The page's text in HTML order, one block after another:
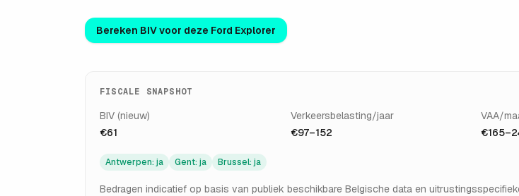
Bereken BIV voor deze Ford Explorer
FISCALE SNAPSHOT
BIV (nieuw)
€61
Verkeersbelasting/jaar
€97–152
VAA/
Antwerpen: ja Gent: ja Brussel: ja
Bedragen indicatief op basis van publiek beschikbare Belgische data en